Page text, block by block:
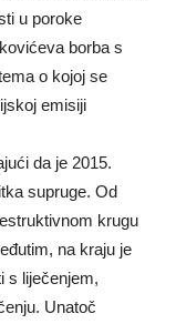
u poroke
borba s
o kojoj se
emisiji
da je 2015.
supruge. Od
krugu
na kraju je
s liječenjem,
Unatoč